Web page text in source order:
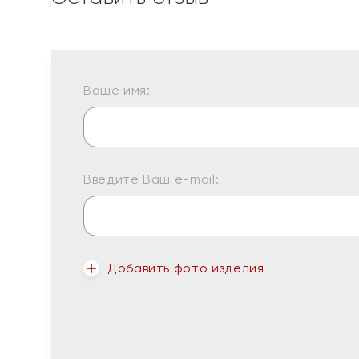
Ваше имя:
Введите Ваш e-mail:
Добавить фото изделия